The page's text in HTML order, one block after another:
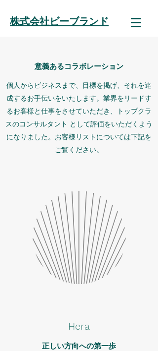
株式会社ビーブランド
意義あるコラボレーション
個人からビジネスまで、目標を掲げ、それを達
成するお手伝いをいたします。業界をリードす
るお客様と仕事をさせていただき、トップクラ
スのコンサルタント として評価をいただくよう
になりました。お客様リストについては下記を
ご覧ください。
Hera
正しい方向への第一歩